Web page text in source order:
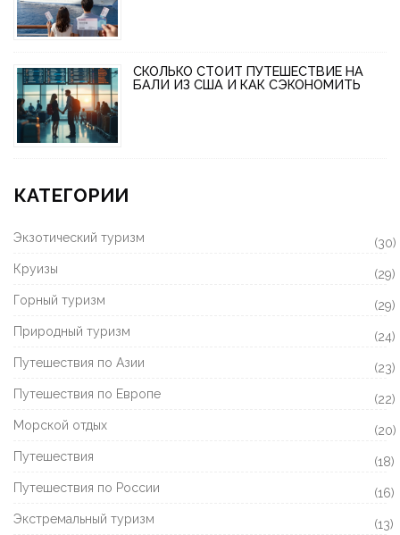
СКОЛЬКО СТОИТ ПУТЕШЕСТВИЕ НА
БАЛИ ИЗ США И КАК СЭКОНОМИТЬ
КАТЕГОРИИ
Экзотический туризм
(30)
Круизы
(29)
Горный туризм
(29)
Природный туризм
(24)
Путешествия по Азии
(23)
Путешествия по Европе
(22)
Морской отдых
(20)
Путешествия
(18)
Путешествия по России
(16)
Экстремальный туризм
(13)